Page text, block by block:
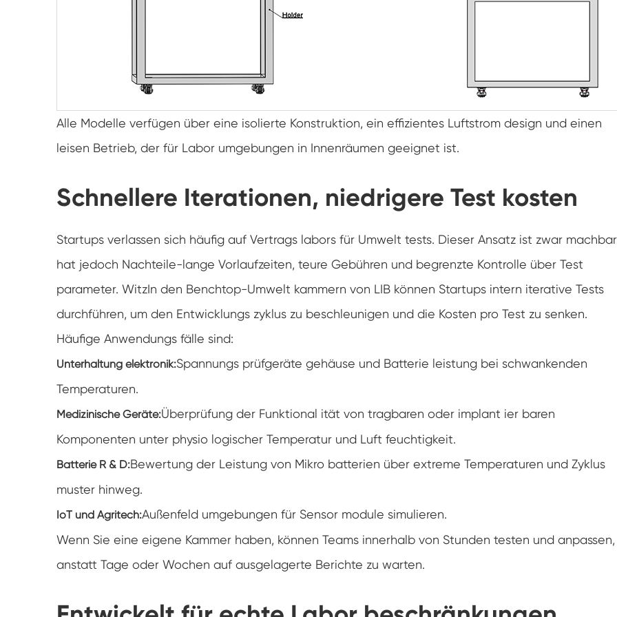
Reichweite-In der Umwelt kammer
Umwelt Stress Kammer
Unter Null Umwelt kammer
Stabilitäts kammer
Temperatur-Schüttler-Kammer
Tauwetter kammer einfrieren
PV-Klimakammer
PV-Prüf kammer
Labor prüf kammer
PV-Umweltkammer
Alle Modelle verfügen über eine isolierte Konstruktion, ein effizientes Luftstrom design und einen
leisen Betrieb, der für Labor umgebungen in Innenräumen geeignet ist.
Schnellere Iterationen, niedrigere Test kosten
Startups verlassen sich häufig auf Vertrags labors für Umwelt tests. Dieser Ansatz ist zwar
hat jedoch Nachteile-lange Vorlaufzeiten, teure Gebühren und begrenzte Kontrolle über Test
parameter. WitzIn den Benchtop-Umwelt kammern von LIB können Startups intern iterative Tests
durchführen, um den Entwicklungs zyklus zu beschleunigen und die Kosten pro Test zu senken.
Häufige Anwendungs fälle sind:
Unterhaltung elektronik:Spannungs prüfgeräte gehäuse und Batterie leistung bei schwankenden
Temperaturen.
Medizinische Geräte:Überprüfung der Funktional ität von tragbaren oder implant ier baren
Komponenten unter physio logischer Temperatur und Luft feuchtigkeit.
Batterie R & D:Bewertung der Leistung von Mikro batterien über extreme Temperaturen und Zyklus
muster hinweg.
IoT und Agritech:Außenfeld umgebungen für Sensor module simulieren.
Wenn Sie eine eigene Kammer haben, können Teams innerhalb von Stunden testen und anpassen,
anstatt Tage oder Wochen auf ausgelagerte Berichte zu warten.